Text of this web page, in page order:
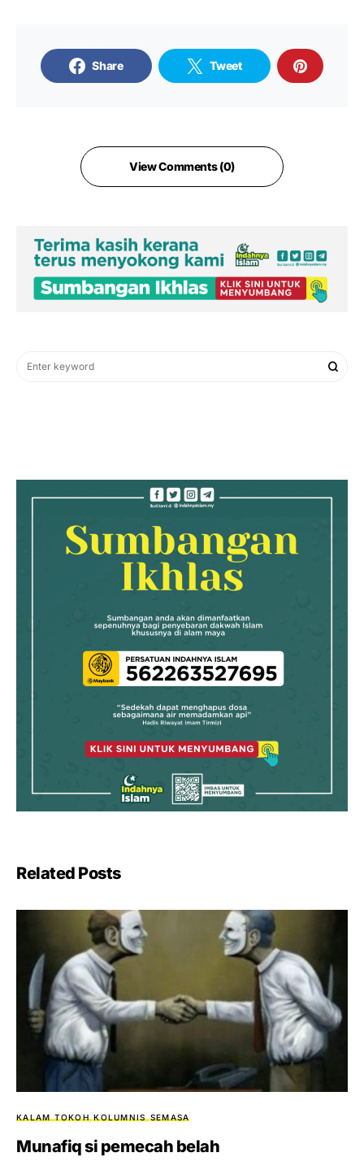
Share Tweet
View Comments (0)
Related Posts
KALAM TOKOH KOLUMNIS SEMASA
Munafiq si pemecah belah